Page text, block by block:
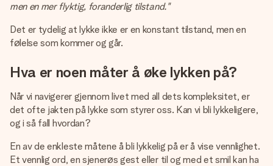
men en mer flyktig, foranderlig tilstand."
Det er tydelig at lykke ikke er en konstant tilstand, men en
følelse som kommer og går.
Hva er noen måter å øke lykken på?
Når vi navigerer gjennom livet med all dets kompleksitet, er
det ofte jakten på lykke som styrer oss. Kan vi bli lykkeligere,
og i så fall hvordan?
En av de enkleste måtene å bli lykkelig på er å vise vennlighet.
Et vennlig ord, en sjenerøs gest eller til og med et smil kan ha